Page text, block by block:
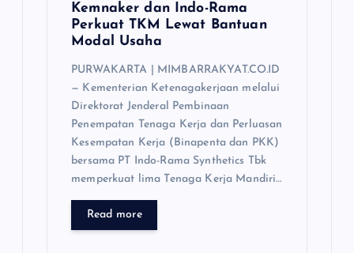
Kemnaker dan Indo-Rama
Perkuat TKM Lewat Bantuan
Modal Usaha
PURWAKARTA | MIMBARRAKYAT.CO.ID
— Kementerian Ketenagakerjaan melalui
Direktorat Jenderal Pembinaan
Penempatan Tenaga Kerja dan Perluasan
Kesempatan Kerja (Binapenta dan PKK)
bersama PT Indo-Rama Synthetics Tbk
memperkuat lima Tenaga Kerja Mandiri…
Read more